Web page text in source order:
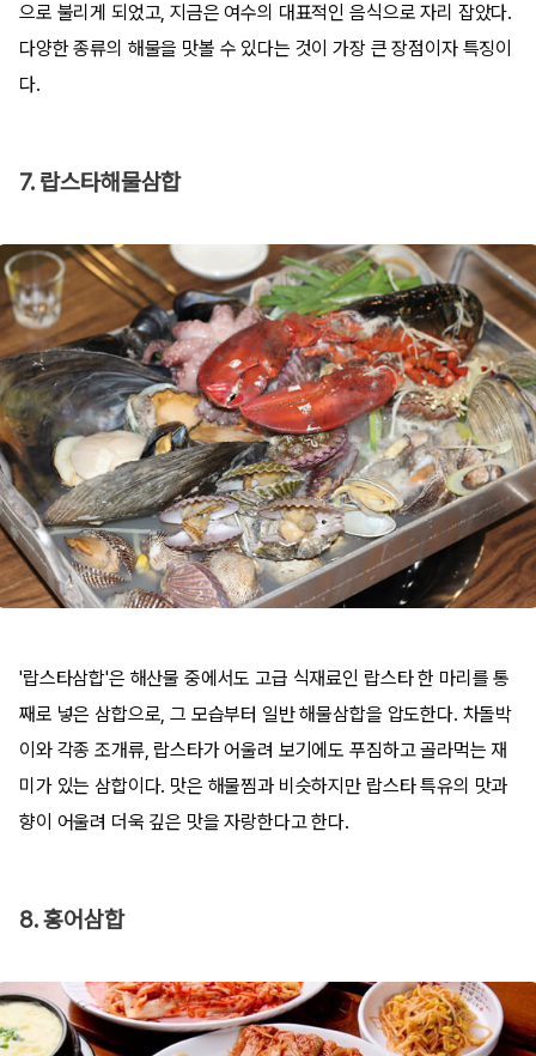
으로 불리게 되었고, 지금은 여수의 대표적인 음식으로 자리 잡았다.
다양한 종류의 해물을 맛볼 수 있다는 것이 가장 큰 장점이자 특징이
다.
7. 랍스타해물삼합
'랍스타삼합'은 해산물 중에서도 고급 식재료인 랍스타 한 마리를 통
째로 넣은 삼합으로, 그 모습부터 일반 해물삼합을 압도한다. 차돌박
이와 각종 조개류, 랍스타가 어울려 보기에도 푸짐하고 골라먹는 재
미가 있는 삼합이다. 맛은 해물찜과 비슷하지만 랍스타 특유의 맛과
향이 어울려 더욱 깊은 맛을 자랑한다고 한다.
8. 홍어삼합